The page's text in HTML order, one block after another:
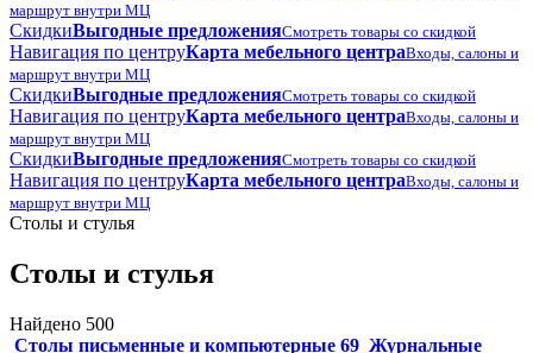
маршрут внутри МЦ
СкидкиВыгодные предложенияСмотреть товары со скидкой
Навигация по центруКарта мебельного центраВходы, салоны и
маршрут внутри МЦ
СкидкиВыгодные предложенияСмотреть товары со скидкой
Навигация по центруКарта мебельного центраВходы, салоны и
маршрут внутри МЦ
СкидкиВыгодные предложенияСмотреть товары со скидкой
Навигация по центруКарта мебельного центраВходы, салоны и
маршрут внутри МЦ
Столы и стулья
Столы и стулья
Найдено 500
Столы письменные и компьютерные 69 Журнальные